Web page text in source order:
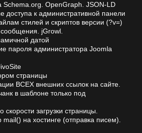
Schema.org. OpenGraph. JSON-LD
доступа к административной панели
стилей и скриптов версии (?v=)
jGrowl.
датой
пароля администратора Joomla
страницы
ВСЕХ внешних ссылок на сайте.
в шаблоне только под
загрузки страницы.
на хостинге (отправка писем).